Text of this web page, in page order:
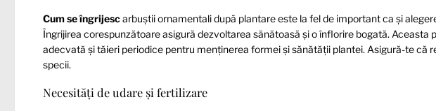
Cum se îngrijescarbuștii ornamentali după plantare este la fel de important ca și
Îngrijirea corespunzătoare asigură dezvoltarea sănătoasă și o înflorire bogată. Aceasta
adecvată și tăieri periodice pentru menținerea formei și sănătății plantei. Asigură-te
specii.
Necesități de udare și fertilizare